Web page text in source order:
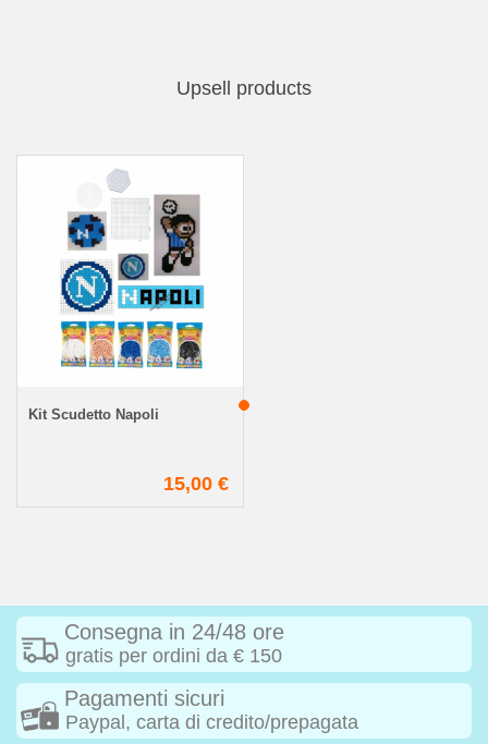
Upsell products
Kit Scudetto Napoli
15,00 €
Consegna in 24/48 ore
gratis per ordini da € 150
Pagamenti sicuri
Paypal, carta di credito/prepagata